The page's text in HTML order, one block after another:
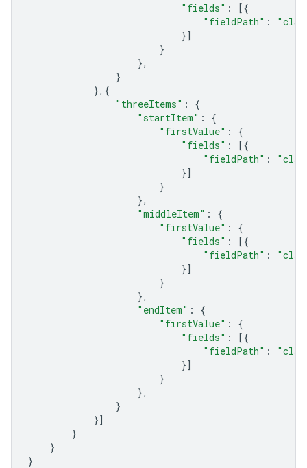
"fields" :
[{
"fieldPath" :
}]
}
},
}
},{
"threeItems" :
{
"startItem" :
{
"firstValue" :
{
"fields" :
[{
"fieldPath" :
}]
}
},
"middleItem" :
{
"firstValue" :
{
"fields" :
[{
"fieldPath" :
}]
}
},
"endItem" :
{
"firstValue" :
{
"fields" :
[{
"fieldPath" :
}]
}
},
}
}]
}
}
}